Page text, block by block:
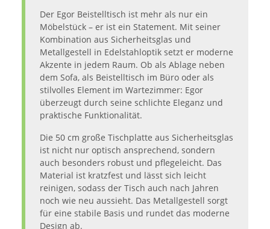
Der Egor Beistelltisch ist mehr als nur ein
Möbelstück – er ist ein Statement. Mit seiner
Kombination aus Sicherheitsglas und
Metallgestell in Edelstahloptik setzt er moderne
Akzente in jedem Raum. Ob als Ablage neben
dem Sofa, als Beistelltisch im Büro oder als
stilvolles Element im Wartezimmer: Egor
überzeugt durch seine schlichte Eleganz und
praktische Funktionalität.
Die 50 cm große Tischplatte aus Sicherheitsglas
ist nicht nur optisch ansprechend, sondern
auch besonders robust und pflegeleicht. Das
Material ist kratzfest und lässt sich leicht
reinigen, sodass der Tisch auch nach Jahren
noch wie neu aussieht. Das Metallgestell sorgt
für eine stabile Basis und rundet das moderne
Design ab.